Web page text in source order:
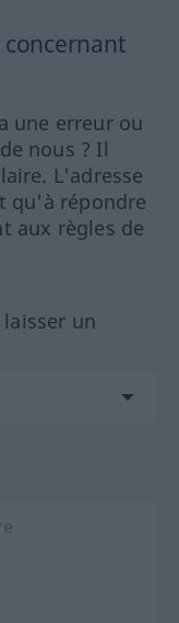
une erreur ou
nous ? Il
L'adresse
qu'à répondre
aux règles de
un